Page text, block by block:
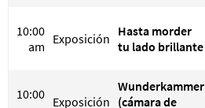
10:00
am Exposición Hasta morder
tu lado brillante
10:00 Exposición
Wunderkammer
(cámara de